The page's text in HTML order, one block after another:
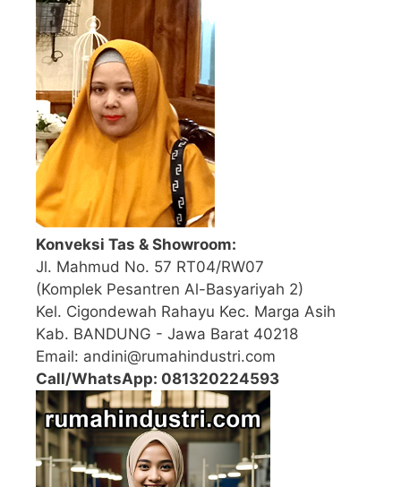
Konveksi Tas & Showroom:
Jl. Mahmud No. 57 RT04/RW07
(Komplek Pesantren Al-Basyariyah 2)
Kel. Cigondewah Rahayu Kec. Marga Asih
Kab. BANDUNG - Jawa Barat 40218
Email: andini@rumahindustri.com
Call/WhatsApp: 081320224593